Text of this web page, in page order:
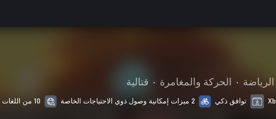
الرياضة • الحركة والمغامرة • قتالية
توافق ذكي 2 ميزات إمكانية وصول ذوي الاحتياجات الخاصة 10 من اللغات المدعمة